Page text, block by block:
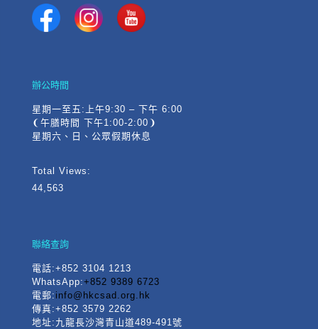
辦公時間
星期一至五:上午9:30 – 下午 6:00
❨午膳時間 下午1:00-2:00❩
星期六、日、公眾假期休息
Total Views:
44,563
聯絡查詢
電話:+852 3104 1213
WhatsApp:+852 9389 6723
電郵: info@hkcsad.org.hk
傳真:+852 3579 2262
地址:九龍長沙灣青山道489-491號